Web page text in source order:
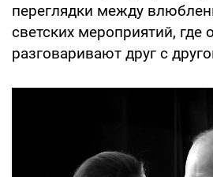
переглядки между
светских мероприятий, где
разговаривают друг с